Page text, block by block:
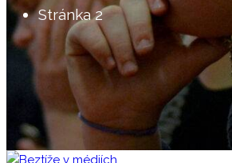
Stránka 2